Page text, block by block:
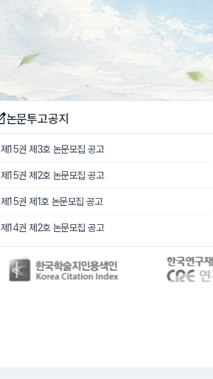
논문투고공지
제15권 제3호 논문모집 공고
제15권 제2호 논문모집 공고
제15권 제1호 논문모집 공고
제14권 제2호 논문모집 공고